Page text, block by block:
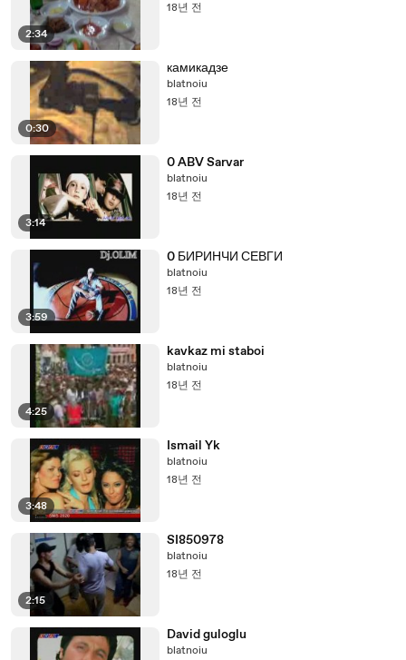
2:34
18년 전
0:30
камикадзе
blatnoiu
18년 전
3:14
0 ABV Sarvar
blatnoiu
18년 전
3:59
0 БИРИНЧИ СЕВГИ
blatnoiu
18년 전
4:25
kavkaz mi staboi
blatnoiu
18년 전
3:48
Ismail Yk
blatnoiu
18년 전
2:15
SI850978
blatnoiu
18년 전
David guloglu
blatnoiu